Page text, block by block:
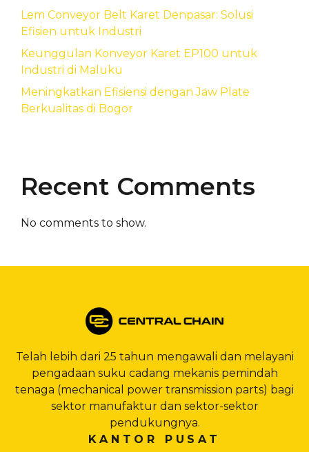
Lem Conveyor Belt Karet Denpasar: Solusi
Efisien untuk Industri
Keunggulan Konveyor Karet EP100 untuk
Industri di Maluku
Meningkatkan Efisiensi dengan Jaw Plate
Berkualitas di Bogor
Recent Comments
No comments to show.
Telah lebih dari 25 tahun mengawali dan melayani
pengadaan suku cadang mekanis pemindah
tenaga (mechanical power transmission parts) bagi
sektor manufaktur dan sektor-sektor
pendukungnya.
KANTOR PUSAT